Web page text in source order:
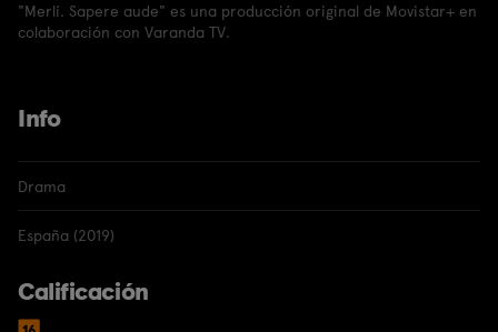
"Merlí. Sapere aude" es una producción original de Movistar+ en
colaboración con Varanda TV.
Info
Drama
España (2019)
Calificación